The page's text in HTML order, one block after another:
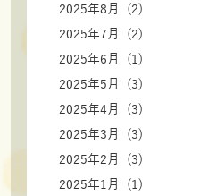
2025年8月 (2)
2025年7月 (2)
2025年6月 (1)
2025年5月 (3)
2025年4月 (3)
2025年3月 (3)
2025年2月 (3)
2025年1月 (1)